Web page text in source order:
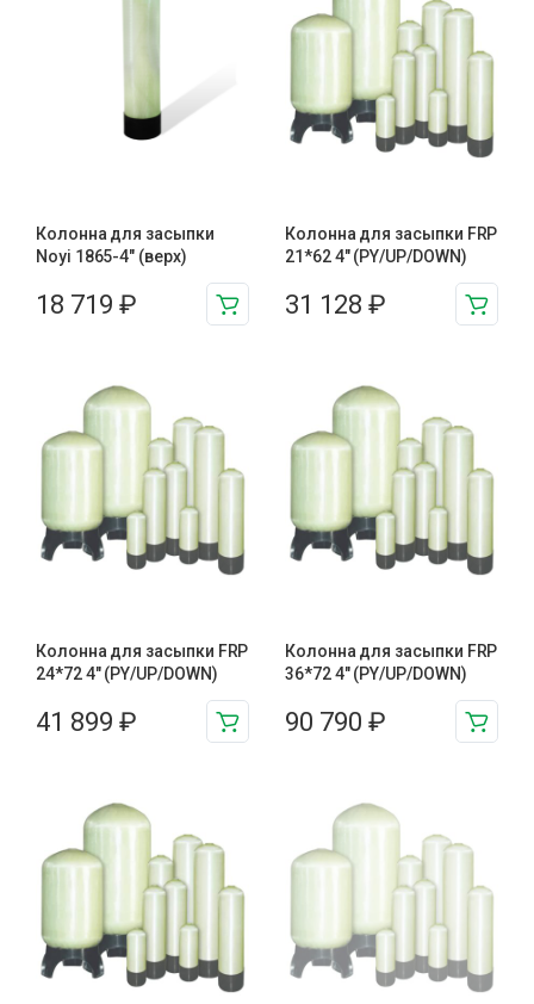
Колонна для засыпки
Noyi 1865-4″ (верх)
18 719 ₽
Колонна для засыпки FRP
21*62 4″ (PY/UP/DOWN)
31 128 ₽
Колонна для засыпки FRP
24*72 4″ (PY/UP/DOWN)
41 899 ₽
Колонна для засыпки FRP
36*72 4″ (PY/UP/DOWN)
90 790 ₽